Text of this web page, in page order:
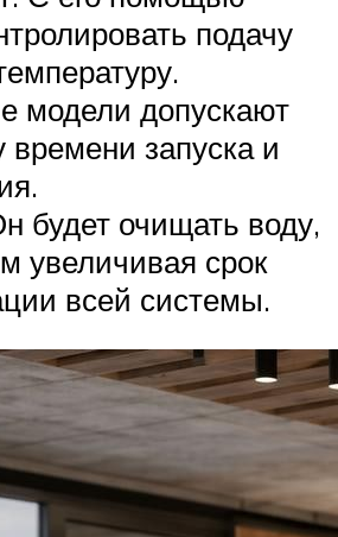
подачу
модели допускают
времени запуска и
будет очищать воду,
увеличивая срок
всей системы.